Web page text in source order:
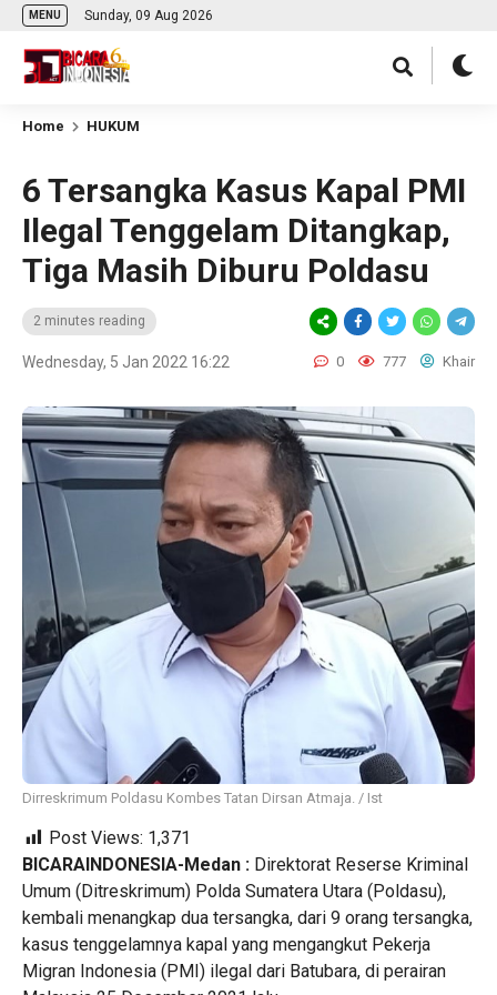
MENU Sunday, 09 Aug 2026
Home HUKUM
6 Tersangka Kasus Kapal PMI
Ilegal Tenggelam Ditangkap,
Tiga Masih Diburu Poldasu
2 minutes reading
Wednesday, 5 Jan 2022 16:22 0 777 Khair
Dirreskrimum Poldasu Kombes Tatan Dirsan Atmaja. / Ist
Post Views: 1,371
BICARAINDONESIA-Medan : Direktorat Reserse Kriminal
Umum (Ditreskrimum) Polda Sumatera Utara (Poldasu),
kembali menangkap dua tersangka, dari 9 orang tersangka,
kasus tenggelamnya kapal yang mengangkut Pekerja
Migran Indonesia (PMI) ilegal dari Batubara, di perairan